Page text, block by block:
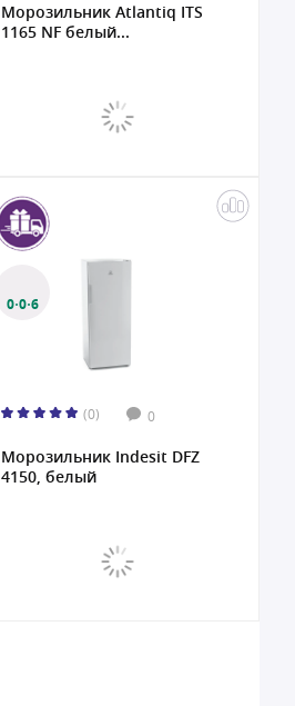
Морозильник Atlantiq ITS
1165 NF белый...
0·0·6
(0) 0
Морозильник Indesit DFZ
4150, белый